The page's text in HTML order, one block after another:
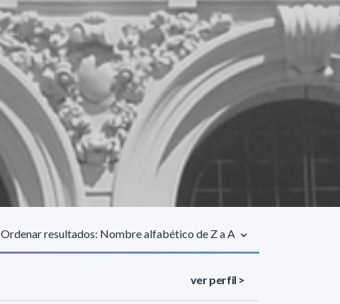
Ordenar resultados: Nombre alfabético de Z a A
ver perfil >